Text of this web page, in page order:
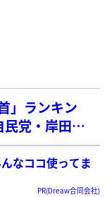
」ランキン
党・岸田首
なココ使ってま
PR(Dreaw合同会社)